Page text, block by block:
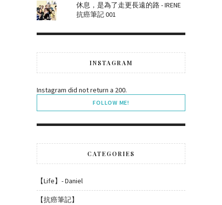
休息，是為了走更長遠的路 - IRENE
抗癌筆記 001
INSTAGRAM
Instagram did not return a 200.
FOLLOW ME!
CATEGORIES
【Life】- Daniel
【抗癌筆記】